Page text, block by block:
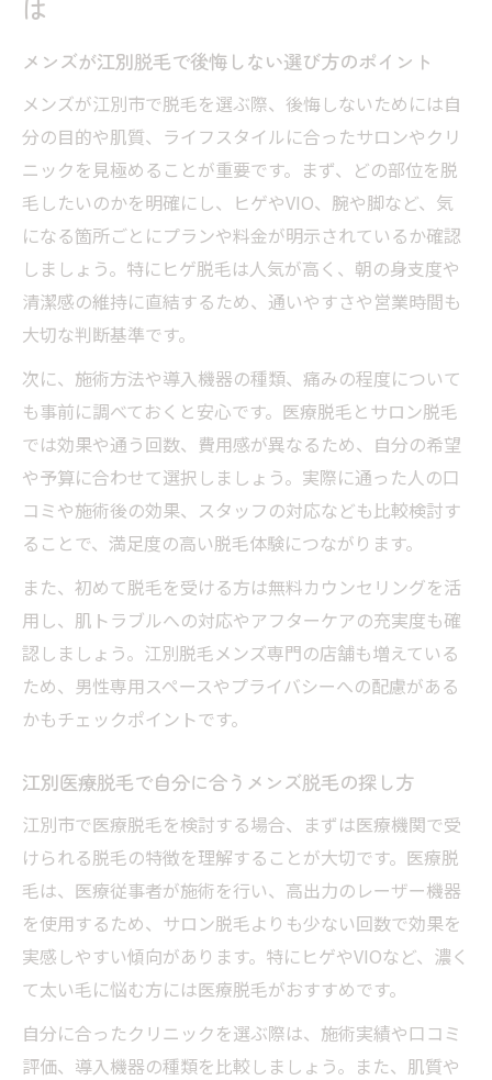
は
メンズが江別脱毛で後悔しない選び方のポイント
メンズが江別市で脱毛を選ぶ際、後悔しないためには自
分の目的や肌質、ライフスタイルに合ったサロンやクリ
ニックを見極めることが重要です。まず、どの部位を脱
毛したいのかを明確にし、ヒゲやVIO、腕や脚など、気
になる箇所ごとにプランや料金が明示されているか確認
しましょう。特にヒゲ脱毛は人気が高く、朝の身支度や
清潔感の維持に直結するため、通いやすさや営業時間も
大切な判断基準です。
次に、施術方法や導入機器の種類、痛みの程度について
も事前に調べておくと安心です。医療脱毛とサロン脱毛
では効果や通う回数、費用感が異なるため、自分の希望
や予算に合わせて選択しましょう。実際に通った人の口
コミや施術後の効果、スタッフの対応なども比較検討す
ることで、満足度の高い脱毛体験につながります。
また、初めて脱毛を受ける方は無料カウンセリングを活
用し、肌トラブルへの対応やアフターケアの充実度も確
認しましょう。江別脱毛メンズ専門の店舗も増えている
ため、男性専用スペースやプライバシーへの配慮がある
かもチェックポイントです。
江別医療脱毛で自分に合うメンズ脱毛の探し方
江別市で医療脱毛を検討する場合、まずは医療機関で受
けられる脱毛の特徴を理解することが大切です。医療脱
毛は、医療従事者が施術を行い、高出力のレーザー機器
を使用するため、サロン脱毛よりも少ない回数で効果を
実感しやすい傾向があります。特にヒゲやVIOなど、濃く
て太い毛に悩む方には医療脱毛がおすすめです。
自分に合ったクリニックを選ぶ際は、施術実績や口コミ
評価、導入機器の種類を比較しましょう。また、肌質や